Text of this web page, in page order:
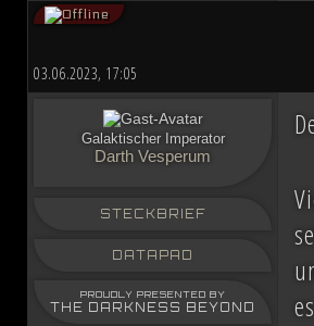
03.06.2023, 17:05
Galaktischer Imperator
Darth Vesperum
STECKBRIEF
DATAPAD
PROUDLY PRESENTED BY
THE DARKNESS BEYOND